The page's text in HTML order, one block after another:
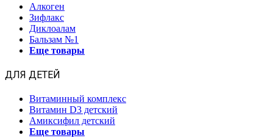
Алкоген
Зифлакс
Диклоалам
Бальзам №1
Еще товары
ДЛЯ ДЕТЕЙ
Витаминный комплекс
Витамин D3 детский
Амиксифил детский
Еще товары